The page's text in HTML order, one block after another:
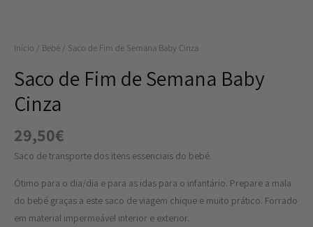
Início / Bebé / Saco de Fim de Semana Baby Cinza
Saco de Fim de Semana Baby
Cinza
29,50€
Saco de transporte dos itens essenciais do bebé.
Ótimo para o dia/dia e para as idas para o infantário. Prepare a mala
do bebé graças a este saco de viagem chique e muito prático. Forrado
em material impermeável interior e exterior.